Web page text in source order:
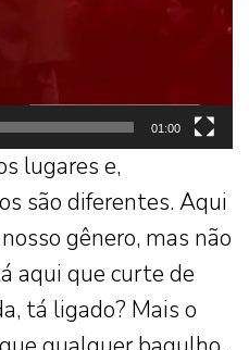
01:00
lugares e,
são diferentes. Aqui
gênero, mas não
aqui que curte de
tá ligado? Mais o